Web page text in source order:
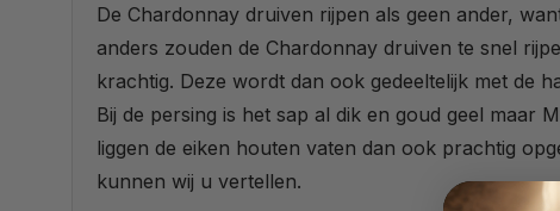
De Chardonnay druiven rijpen als geen ander,
anders zouden de Chardonnay druiven te snel
krachtig. Deze wordt dan ook gedeeltelijk met de
Bij de persing is het sap al dik en goud geel maar
liggen de eiken houten vaten dan ook prachtig
kunnen wij u vertellen.